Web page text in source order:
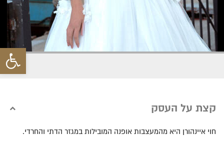
פתח
קצת על העסק
חוי איינהורן היא מהמעצבות אופנה המובילות במגזר הדתי והחרדי.